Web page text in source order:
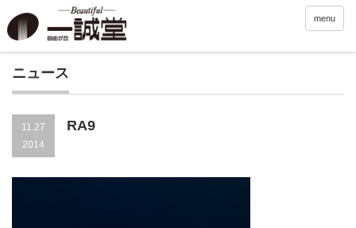
menu
ニュース
11.27
2014
RA9